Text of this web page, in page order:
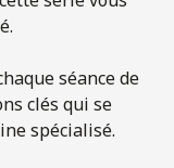
séance de
clés qui se
spécialisé.